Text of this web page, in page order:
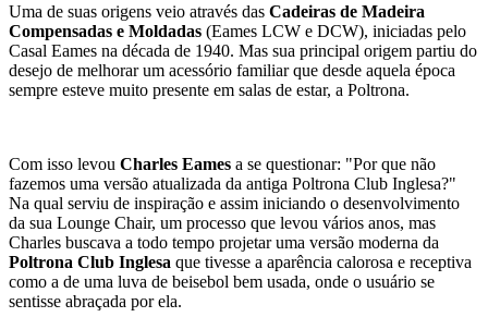
Uma de suas origens veio através das Cadeiras de Madeira
Compensadas e Moldadas (Eames LCW e DCW), iniciadas pelo
Casal Eames na década de 1940. Mas sua principal origem partiu do
desejo de melhorar um acessório familiar que desde aquela época
sempre esteve muito presente em salas de estar, a Poltrona.
Com isso levou Charles Eames a se questionar: "Por que não
fazemos uma versão atualizada da antiga Poltrona Club Inglesa?"
Na qual serviu de inspiração e assim iniciando o desenvolvimento
da sua Lounge Chair, um processo que levou vários anos, mas
Charles buscava a todo tempo projetar uma versão moderna da
Poltrona Club Inglesa que tivesse a aparência calorosa e receptiva
como a de uma luva de beisebol bem usada, onde o usuário se
sentisse abraçada por ela.